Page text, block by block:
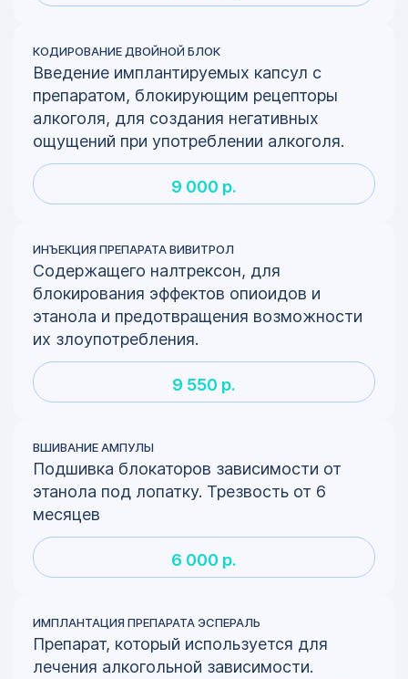
КОДИРОВАНИЕ ДВОЙНОЙ БЛОК
Введение имплантируемых капсул с
препаратом, блокирующим рецепторы
алкоголя, для создания негативных
ощущений при употреблении алкоголя.
9 000 р.
ИНЪЕКЦИЯ ПРЕПАРАТА ВИВИТРОЛ
Содержащего налтрексон, для
блокирования эффектов опиоидов и
этанола и предотвращения возможности
их злоупотребления.
9 550 р.
ВШИВАНИЕ АМПУЛЫ
Подшивка блокаторов зависимости от
этанола под лопатку. Трезвость от 6
месяцев
6 000 р.
ИМПЛАНТАЦИЯ ПРЕПАРАТА ЭСПЕРАЛЬ
Препарат, который используется для
лечения алкогольной зависимости.